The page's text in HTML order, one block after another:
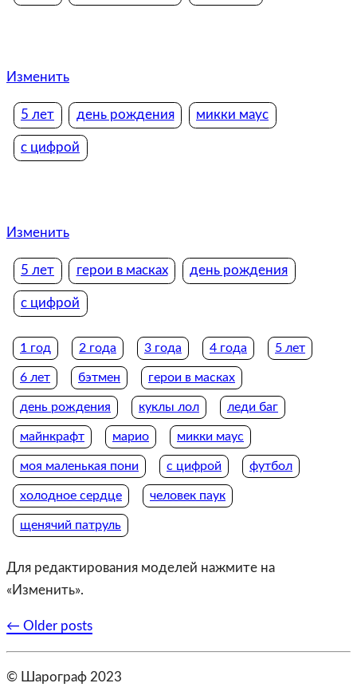
Изменить
5 лет день рождения микки маус
с цифрой
Изменить
5 лет герои в масках день рождения
с цифрой
1 год 2 года 3 года 4 года 5 лет
6 лет бэтмен герои в масках
день рождения куклы лол леди баг
майнкрафт марио микки маус
моя маленькая пони с цифрой футбол
холодное сердце человек паук
щенячий патруль
Для редактирования моделей нажмите на
«Изменить».
Posts
← Older posts
© Шарограф 2023